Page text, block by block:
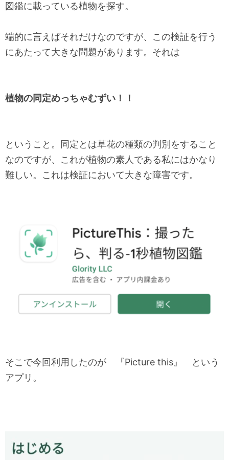
図鑑に載っている植物を探す。
端的に言えばそれだけなのですが、この検証を行う
にあたって大きな問題があります。それは
植物の同定めっちゃむずい！！
ということ。同定とは草花の種類の判別をすること
なのですが、これが植物の素人である私にはかなり
難しい。これは検証において大きな障害です。
そこで今回利用したのが 『Picture this』 という
アプリ。